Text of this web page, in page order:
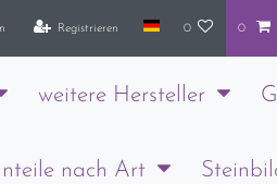
Registrieren 0 0
weitere Hersteller
nach Art